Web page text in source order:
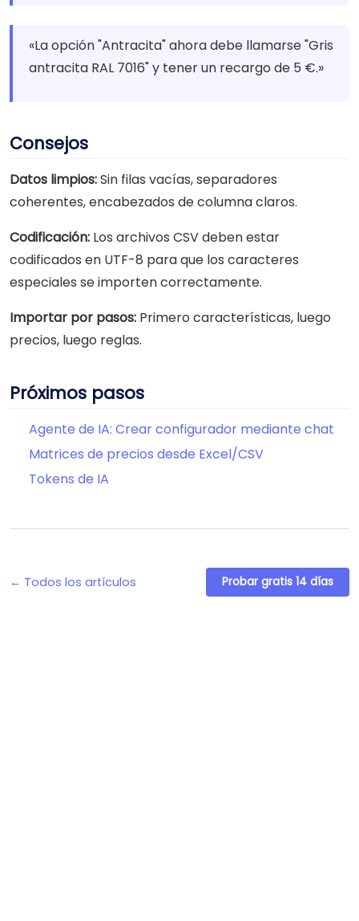
«La opción "Antracita" ahora debe llamarse "Gris
antracita RAL 7016" y tener un recargo de 5 €.»
Consejos
Datos limpios:Sin filas vacías, separadores
coherentes, encabezados de columna claros.
Codificación: Los archivos CSV deben estar
codificados en UTF-8 para que los caracteres
especiales se importen correctamente.
Importar por pasos: Primero características, luego
precios, luego reglas.
Próximos pasos
Agente de IA: Crear configurador mediante chat
Matrices de precios desde Excel/CSV
Tokens de IA
← Todos los artículos Probar gratis 14 días